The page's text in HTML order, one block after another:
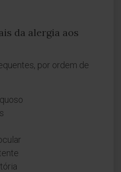
da alergia aos
por ordem de